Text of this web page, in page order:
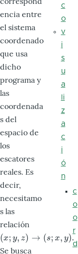
encia entre
el sistema
coordenado
que usa
dicho
programa y
las
coordenada
s del
espacio de
los
escatores
reales. Es
decir,
necesitamo
s las
relación
(x; y, z) → (s; x, y).
(x;y ,z) →( s;x, y).
Se busca
c
o
v
i
s
u
a
li
z
a
c
i
ó
n
c
o
o
r
d